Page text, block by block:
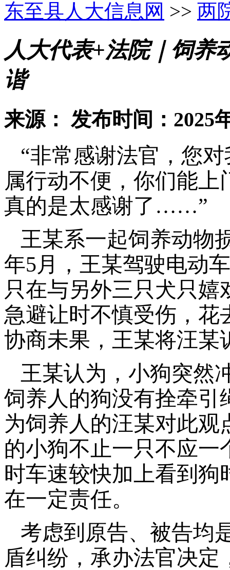
东至县人大信息网 >> 两
人大代表+法院｜饲养
谐
来源： 发布时间：2025
“非常感谢法官，您
属行动不便，你们能
真的是太感谢了……”
王某系一起饲养动物
年5月，王某驾驶电动
只在与另外三只犬只嬉
急避让时不慎受伤，花
协商未果，王某将汪某
王某认为，小狗突然
饲养人的狗没有拴牵引
为饲养人的汪某对此
的小狗不止一只不应一
时车速较快加上看到
在一定责任。
考虑到原告、被告均
盾纠纷，承办法官决定